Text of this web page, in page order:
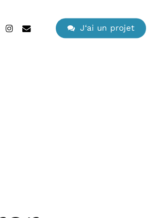
J‘ai un projet
instagram
email